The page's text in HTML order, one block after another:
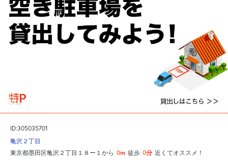
ID:305035701
亀沢２丁目
東京都墨田区亀沢２丁目１８ー１から 0m 徒歩 0分 近くてオススメ！